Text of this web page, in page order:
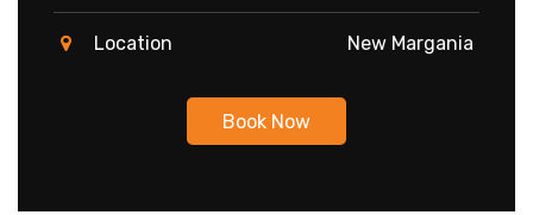
Location New Margania
Book Now